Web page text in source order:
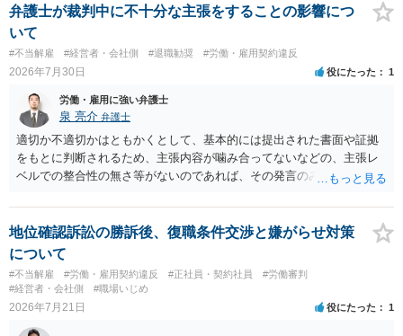
支払われます。ただし支払までにかなり時間がかかるでしょう。 さら
に、「独立行政法人労働者健康安全機構 」という公的機関が未払賃金
の立替事業を行っています。詳しくは、同機構の＜未払賃金立替払相
談コーナー＞ TEL 044-431-8663 相談時間：土日祝日を除く9:15～1
7:00 に相談してみてください。同じように未払となった他の従業員の
方がいれば一緒に相談してみるといいでしょう。
弁護士が裁判中に不十分な主張をすることの影響につ
いて
#不当解雇 #経営者・会社側 #退職勧奨 #労働・雇用契約違反
2026年7月30日 役にたった 1
労働・雇用に強い弁護士
泉 亮介 弁護士
適切か不適切かはともかくとして、基本的には提出された書面や証拠
をもとに判断されるため、主張内容が噛み合ってないなどの、主張レ
ベルでの整合性の無さ等がないのであれば、その発言のみで大きく不
地位確認訴訟の勝訴後、復職条件交渉と嫌がらせ対策
について
#不当解雇 #労働・雇用契約違反 #正社員・契約社員
#労働審判
#経営者・会社側
#職場いじめ
2026年7月21日 役にたった 1